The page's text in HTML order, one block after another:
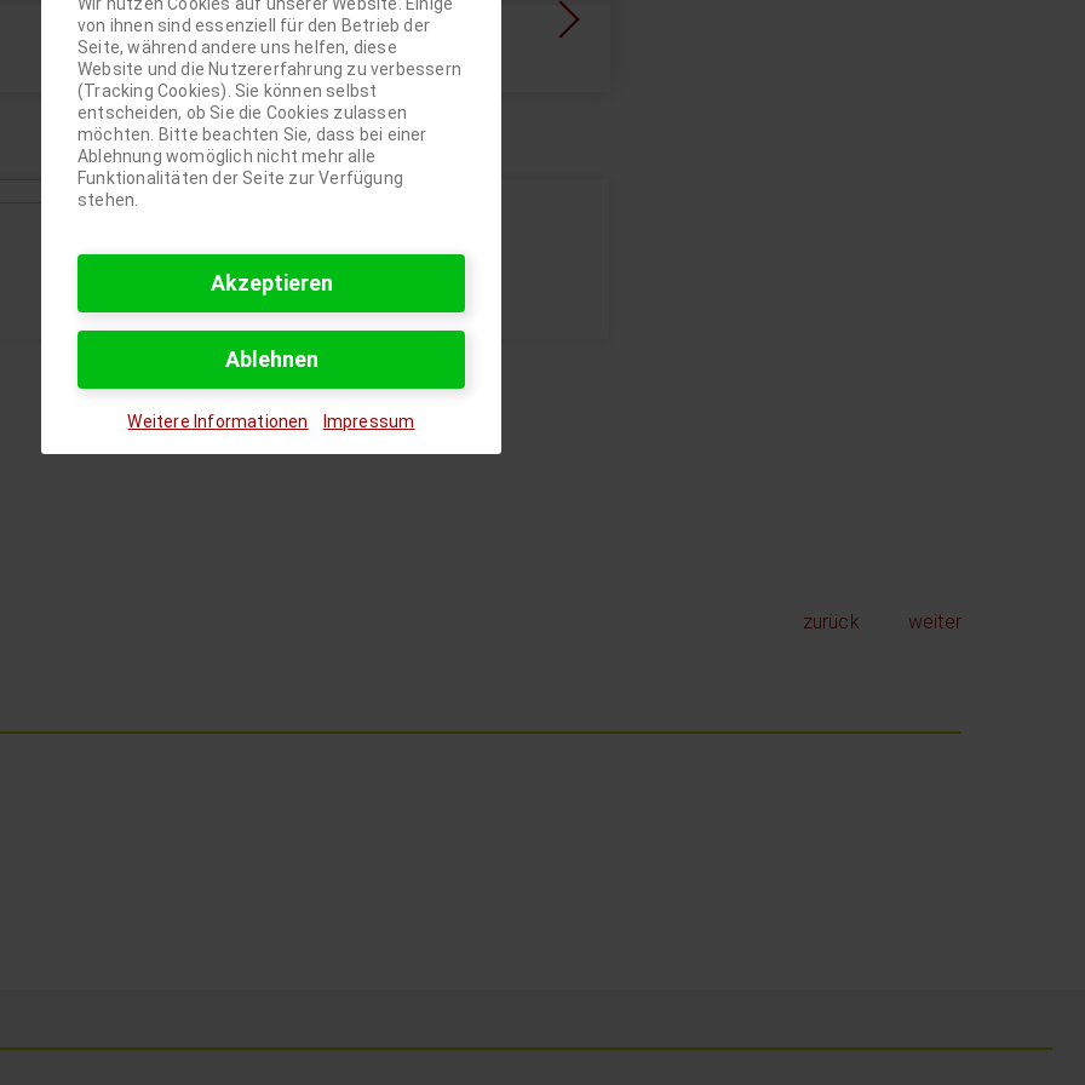
zurück weiter
von ihnen sind essenziell für den Betrieb der
Seite, während andere uns helfen, diese
Website und die Nutzererfahrung zu verbessern
(Tracking Cookies). Sie können selbst
entscheiden, ob Sie die Cookies zulassen
möchten. Bitte beachten Sie, dass bei einer
Ablehnung womöglich nicht mehr alle
Funktionalitäten der Seite zur Verfügung
stehen.
Akzeptieren
Ablehnen
Weitere Informationen Impressum